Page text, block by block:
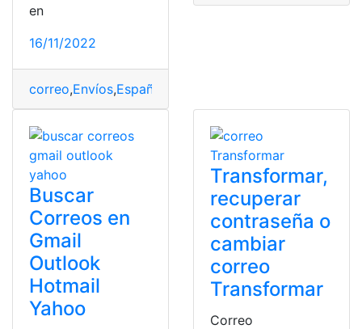
en
16/11/2022
correo,Envíos,España
Buscar
Correos en
Gmail
Outlook
Hotmail
Yahoo
Transformar,
recuperar
contraseña o
cambiar
correo
Transformar
Correo